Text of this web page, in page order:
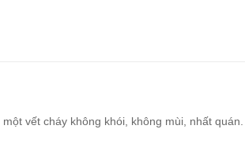
vết cháy không khói, không mùi, nhất quán.